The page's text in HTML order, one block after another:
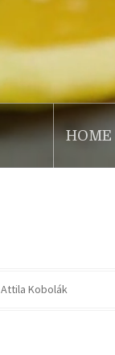
HOME
Attila Kobolák